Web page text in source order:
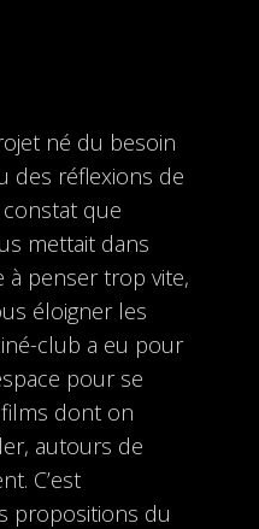
né du besoin
des réflexions de
que
mettait dans
à penser trop vite,
éloigner les
club a eu pour
pour se
dont on
autours de
C’est
propositions du